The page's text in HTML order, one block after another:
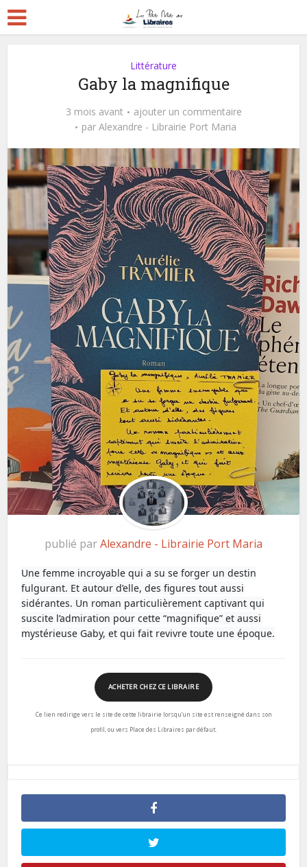
Littérature
Gaby la magnifique
3 mois avant
ajouter un commentaire
par Alexandre - Librairie Port Maria
publié parAlexandre - Librairie Port Maria
Une femme incroyable qui a su se forger un destin
fulgurant. Et autour d’elle, des figures tout aussi
sidérantes. Un roman particulièrement captivant qui
suscite l’admiration pour cette “magnifique” et aussi
mystérieuse Gaby, et qui fait revivre toute une époque.
ACHETER CHEZ CE LIBRAIRE
Ce lien redirige vers le site de cette librairie lorsqu’un site est renseigné dans son
profil, ou vers Place des Libraires par défaut.